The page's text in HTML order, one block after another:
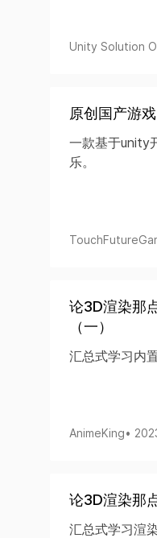
Unity Solution
原创国产游
一款基于unity
乐。
论3D渲染那
（一）
汇总式学习内
AnimeKing•
论3D渲染那
汇总式学习渲